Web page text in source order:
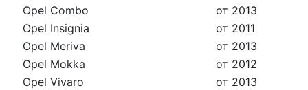
Opel Combo
от 2013
Opel Insignia
от 2011
Opel Meriva
от 2013
Opel Mokka
от 2012
Opel Vivaro
от 2013